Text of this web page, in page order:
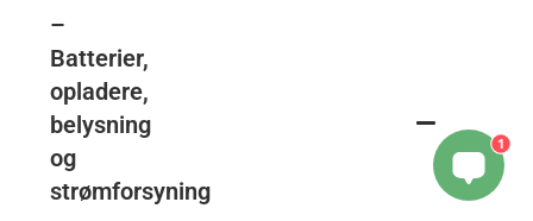
–
Batterier,
opladere,
belysning
og
strømforsyning
1